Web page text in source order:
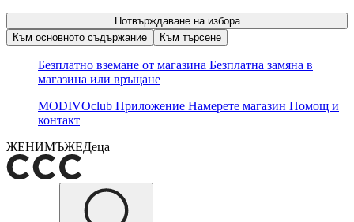
Потвърждаване на избора
Към основното съдържание
Към търсене
Безплатно вземане от магазина Безплатна замяна в
магазина или връщане
MODIVOclub Приложение Намерете магазин Помощ и
контакт
ЖЕНИМЪЖЕДеца